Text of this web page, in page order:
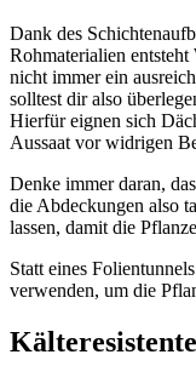
Dank des
Rohmaterialien
nicht immer ein
solltest dir also
Hierfür eignen sich
Aussaat vor widrigen
Denke immer daran,
die Abdeckungen also
lassen, damit die
Statt eines
verwenden, um die